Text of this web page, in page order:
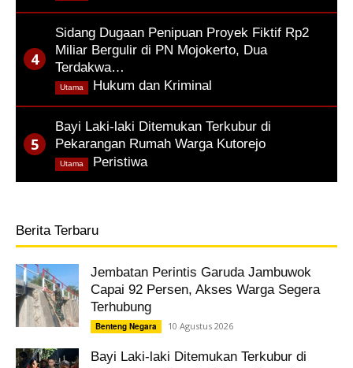
Sidang Dugaan Penipuan Proyek Fiktif Rp2
Miliar Bergulir di PN Mojokerto, Dua
Terdakwa…
Hukum dan Kriminal
Utama
Bayi Laki-laki Ditemukan Terkubur di
Pekarangan Rumah Warga Kutorejo
Peristiwa
Utama
Berita Terbaru
Jembatan Perintis Garuda Jambuwok
Capai 92 Persen, Akses Warga Segera
Terhubung
Benteng Negara 10 Agustus 2026
Bayi Laki-laki Ditemukan Terkubur di